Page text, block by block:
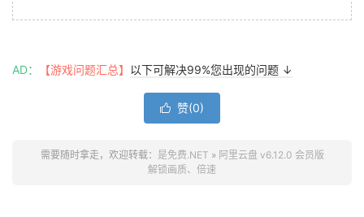
AD： 【游戏问题汇总】 以下可解决99%您出现的问题 ↓
 赞(0)
需要随时拿走，欢迎转载： 是免费.NET » 阿里云盘 v6.12.0 会员版
解锁画质、倍速